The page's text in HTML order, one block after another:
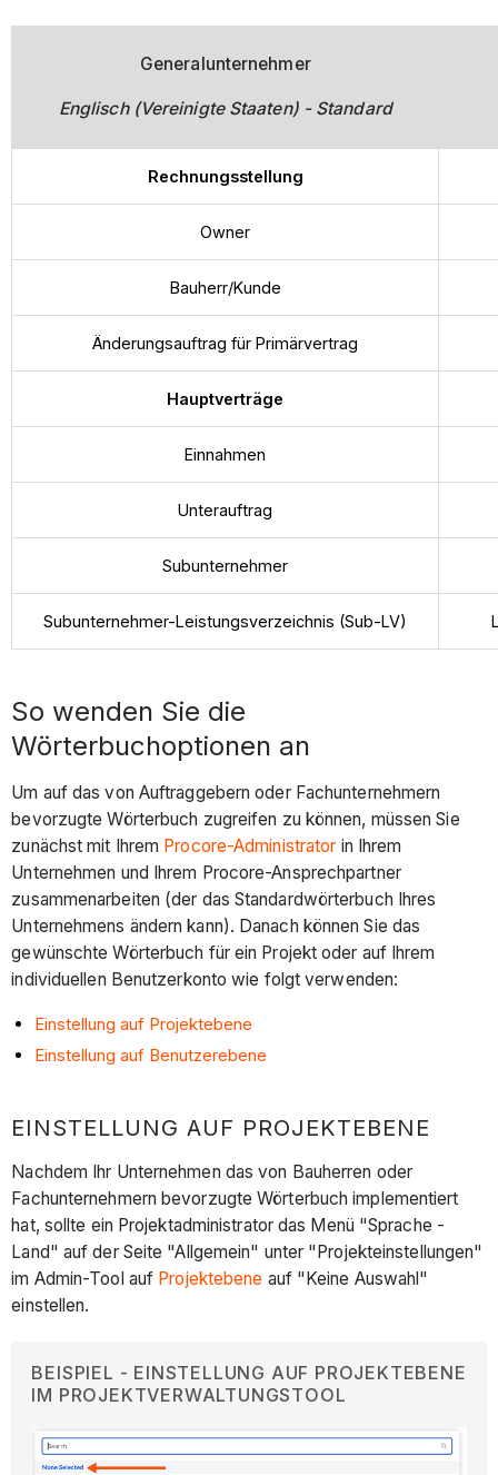
Generalunternehmer
Englisch (Vereinigte Staaten) - Standard
Rechnungsstellung
Owner
Bauherr/Kunde
Änderungsauftrag für Primärvertrag
Hauptverträge
Einnahmen
Unterauftrag
Subunternehmer
Subunternehmer-Leistungsverzeichnis (Sub-LV)
So wenden Sie die
Wörterbuchoptionen an
Um auf das von Auftraggebern oder Fachunternehmern
bevorzugte Wörterbuch zugreifen zu können, müssen Sie
zunächst mit Ihrem Procore-Administrator in Ihrem
Unternehmen und Ihrem Procore-Ansprechpartner
zusammenarbeiten (der das Standardwörterbuch Ihres
Unternehmens ändern kann). Danach können Sie das
gewünschte Wörterbuch für ein Projekt oder auf Ihrem
individuellen Benutzerkonto wie folgt verwenden:
Einstellung auf Projektebene
Einstellung auf Benutzerebene
EINSTELLUNG AUF PROJEKTEBENE
Nachdem Ihr Unternehmen das von Bauherren oder
Fachunternehmern bevorzugte Wörterbuch implementiert
hat, sollte ein Projektadministrator das Menü "Sprache -
Land" auf der Seite "Allgemein" unter "Projekteinstellungen"
im Admin-Tool auf Projektebene auf "Keine Auswahl"
einstellen.
BEISPIEL - EINSTELLUNG AUF PROJEKTEBENE
IM PROJEKTVERWALTUNGSTOOL